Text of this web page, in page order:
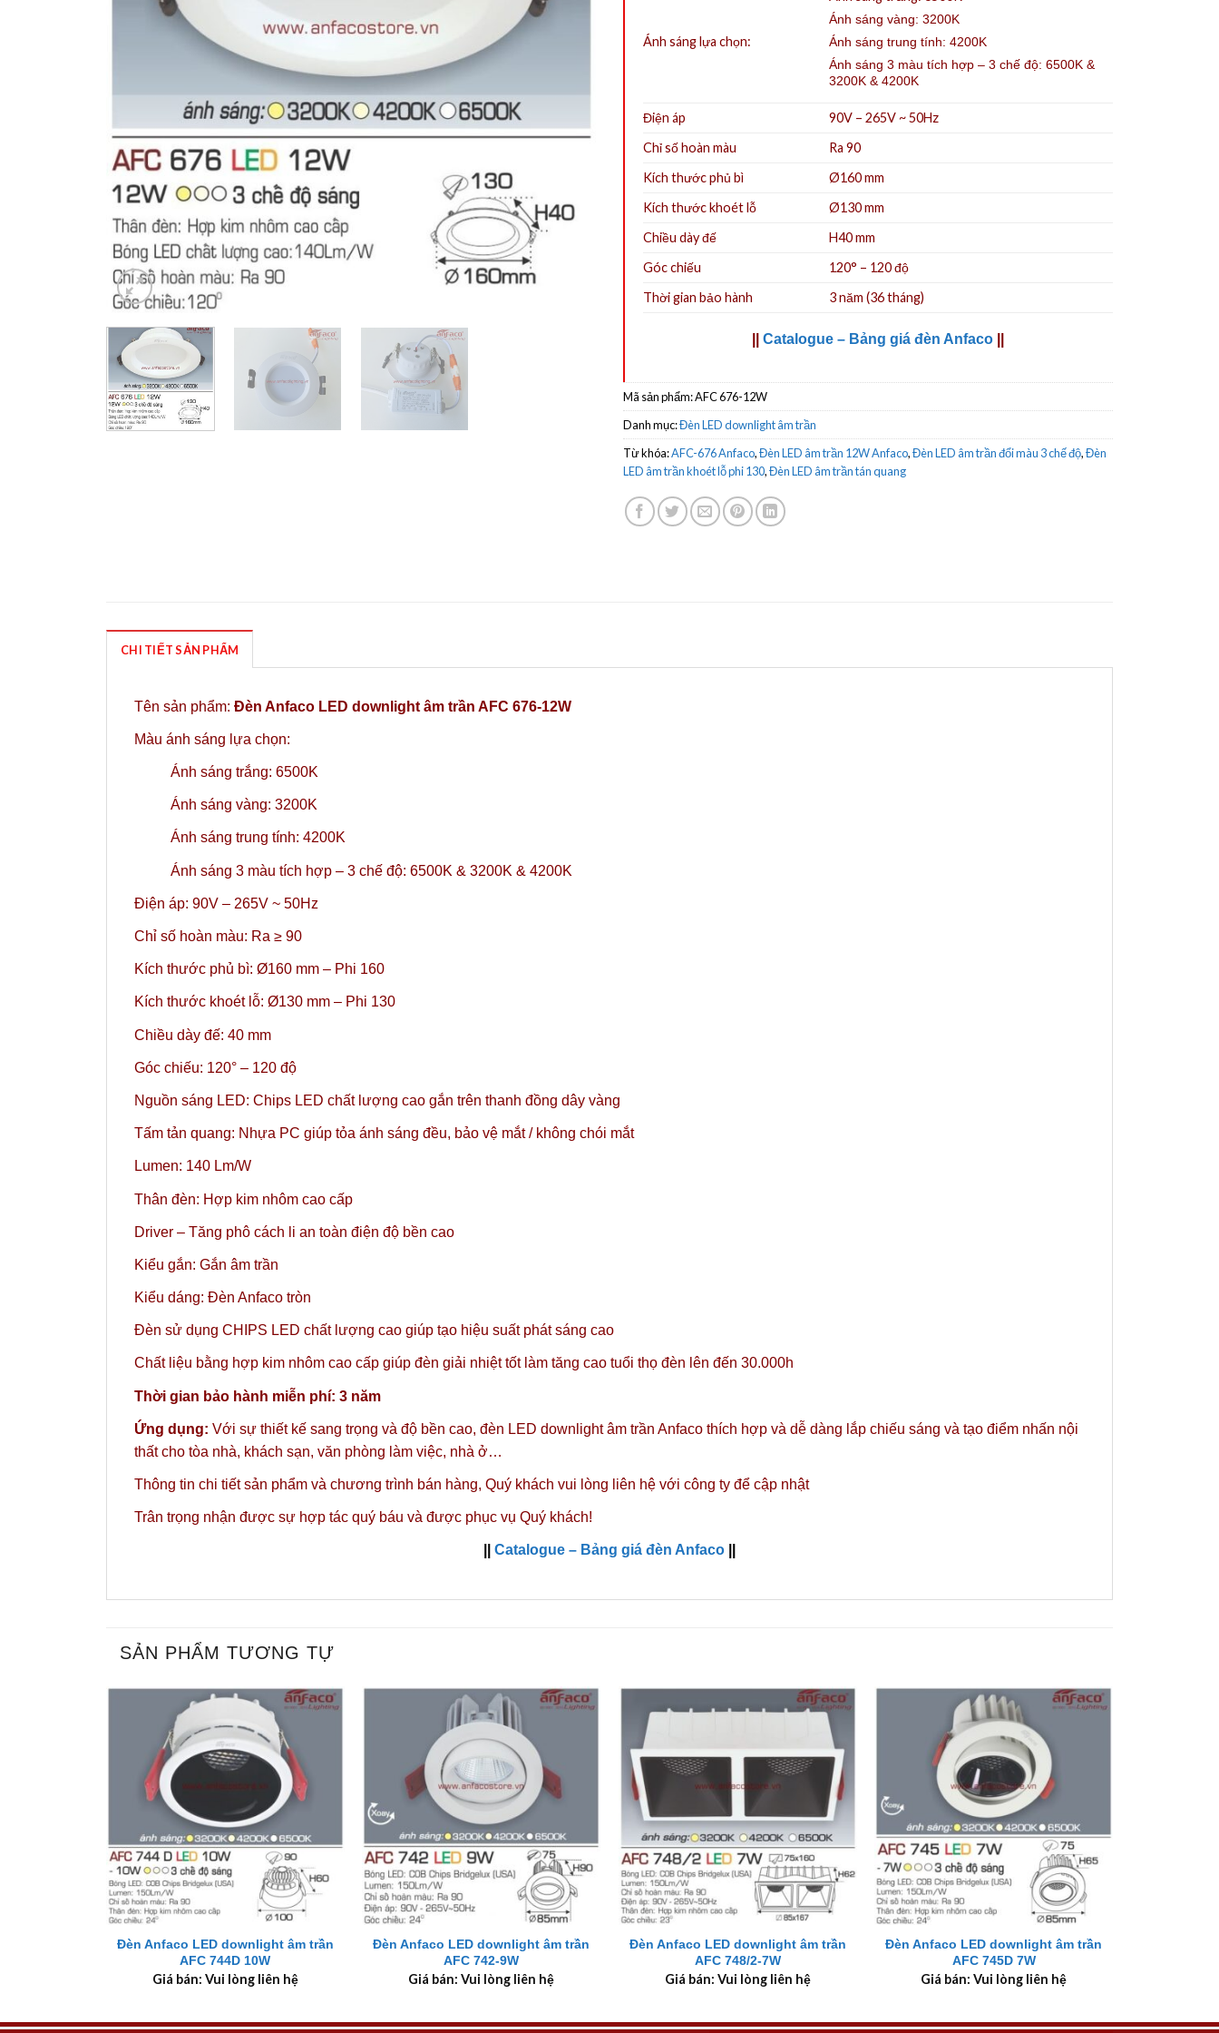
Ánh sáng lựa chọn:
Ánh sáng vàng: 3200K
Ánh sáng trung tính: 4200K
Ánh sáng 3 màu tích hợp – 3 chế độ: 6500K &
3200K & 4200K
Điện áp
90V – 265V ~ 50Hz
Chỉ số hoàn màu
Ra 90
Kích thước phủ bì
Ø160 mm
Kích thước khoét lỗ
Ø130mm
Chiều dày đế
H40 mm
Góc chiếu
120° – 120 độ
Thời gian bảo hành
3 năm (36 tháng)
Catalogue – Bảng giá đèn Anfaco
Mã sản phẩm:AFC 676-12W
Danh mục:Đèn LED downlight âm trần
Từ khóa:AFC-676 Anfaco,Đèn LED âm trần 12W Anfaco,Đèn LED âm trần đổi màu 3 chế độ,Đèn
LED âm trần khoét lỗ phi 130,Đèn LED âm trần tán quang
CHI TIẾT SẢN PHẨM
Tên sản phẩm: Đèn Anfaco LED downlight âm trần AFC 676-12W
Màu ánh sáng lựa chọn:
Ánh sáng trắng: 6500K
Ánh sáng vàng: 3200K
Ánh sáng trung tính: 4200K
Ánh sáng 3 màu tích hợp – 3 chế độ: 6500K & 3200K & 4200K
Điện áp: 90V – 265V ~ 50Hz
Chỉ số hoàn màu: Ra ≥ 90
Kích thước phủ bì: Ø160 mm – Phi 160
Kích thước khoét lỗ: Ø130 mm – Phi 130
Chiều dày đế: 40 mm
Góc chiếu: 120° – 120 độ
Nguồn sáng LED: Chips LED chất lượng cao gắn trên thanh đồng dây vàng
Tấm tản quang: Nhựa PC giúp tỏa ánh sáng đều, bảo vệ mắt / không chói mắt
Lumen: 140 Lm/W
Thân đèn: Hợp kim nhôm cao cấp
Driver – Tăng phô cách li an toàn điện độ bền cao
Kiểu gắn: Gắn âm trần
Kiểu dáng: Đèn Anfaco tròn
Đèn sử dụng CHIPS LED chất lượng cao giúp tạo hiệu suất phát sáng cao
Chất liệu bằng hợp kim nhôm cao cấp giúp đèn giải nhiệt tốt làm tăng cao tuổi thọ đèn lên đến 30.000h
Thời gian bảo hành miễn phí: 3 năm
Ứng dụng: Với sự thiết kế sang trọng và độ bền cao, đèn LED downlight âm trần Anfaco thích hợp và dễ dàng lắp chiếu sáng và tạo điểm nhấn nội
thất cho tòa nhà, khách sạn, văn phòng làm việc, nhà ở…
Thông tin chi tiết sản phẩm và chương trình bán hàng, Quý khách vui lòng liên hệ với công ty để cập nhật
Trân trọng nhận được sự hợp tác quý báu và được phục vụ Quý khách!
Catalogue – Bảng giá đèn Anfaco
SẢN PHẨM TƯƠNG TỰ
+
Đèn Anfaco LED downlight âm trần
AFC 744D 10W
Giá bán: Vui lòng liên hệ
+
Đèn Anfaco LED downlight âm trần
AFC 742-9W
Giá bán: Vui lòng liên hệ
+
Đèn Anfaco LED downlight âm trần
AFC 748/2-7W
Giá bán: Vui lòng liên hệ
+
Đèn Anfaco LED downlight âm trần
AFC 745D 7W
Giá bán: Vui lòng liên hệ